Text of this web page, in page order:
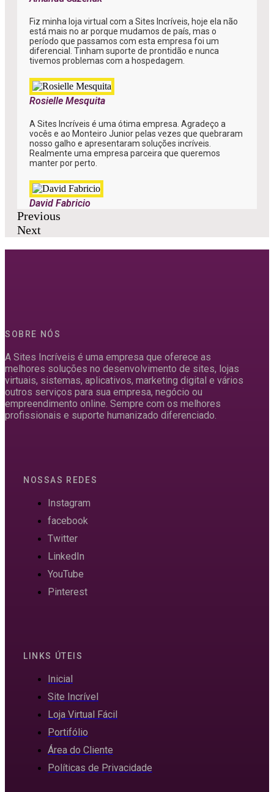
Fiz minha loja virtual com a Sites Incríveis, hoje ela não
está mais no ar porque mudamos de país, mas o
período que passamos com esta empresa foi um
diferencial. Tinham suporte de prontidão e nunca
tivemos problemas com a hospedagem.
Rosielle Mesquita
A Sites Incríveis é uma ótima empresa. Agradeço a
vocês e ao Monteiro Junior pelas vezes que quebraram
nosso galho e apresentaram soluções incríveis.
Realmente uma empresa parceira que queremos
manter por perto.
David Fabricio
Previous
Next
SOBRE NÓS
A Sites Incríveis é uma empresa que oferece as
melhores soluções no desenvolvimento de sites, lojas
virtuais, sistemas, aplicativos, marketing digital e vários
outros serviços para sua empresa, negócio ou
empreendimento online. Sempre com os melhores
profissionais e suporte humanizado diferenciado.
NOSSAS REDES
Instagram
facebook
Twitter
LinkedIn
YouTube
Pinterest
LINKS ÚTEIS
Inicial
Site Incrível
Loja Virtual Fácil
Portifólio
Área do Cliente
Políticas de Privacidade